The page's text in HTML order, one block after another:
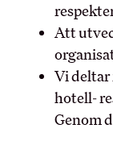
RÅD
Vanliga
Att
Vi
hotell-
Genom